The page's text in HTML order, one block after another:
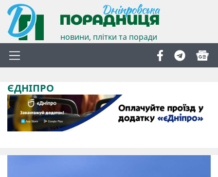
новини, плітки та поради
ЄДНІПРО